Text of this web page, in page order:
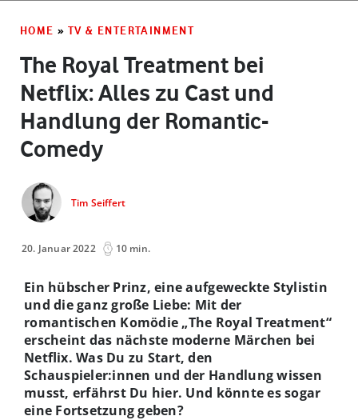
HOME » TV & ENTERTAINMENT
The Royal Treatment bei
Netflix: Alles zu Cast und
Handlung der Romantic-
Comedy
Tim Seiffert
20. Januar 2022 10 min.
Ein hübscher Prinz, eine aufgeweckte Stylistin
und die ganz große Liebe: Mit der
romantischen Komödie „The Royal Treatment“
erscheint das nächste moderne Märchen bei
Netflix. Was Du zu Start, den
Schauspieler:innen und der Handlung wissen
musst, erfährst Du hier. Und könnte es sogar
eine Fortsetzung geben?